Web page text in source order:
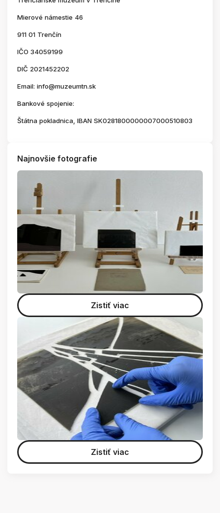
Mierové námestie 46
911 01 Trenčín
IČO 34059199
DIČ 2021452202
Email: info@muzeumtn.sk
Bankové spojenie:
Štátna pokladnica, IBAN SK0281800000007000510803
Najnovšie fotografie
Zistiť viac
Zistiť viac